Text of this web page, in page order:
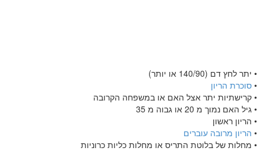
• יתר לחץ דם (140/90 או יותר)
• סוכרת הריון
• קרישתיות יתר אצל האם או במשפחה הקרובה
• גיל האם נמוך מ 20 או גבוה מ 35
• הריון ראשון
• הריון מרובה עוברים
• מחלות של בלוטת התריס או מחלות כליות כרוניות